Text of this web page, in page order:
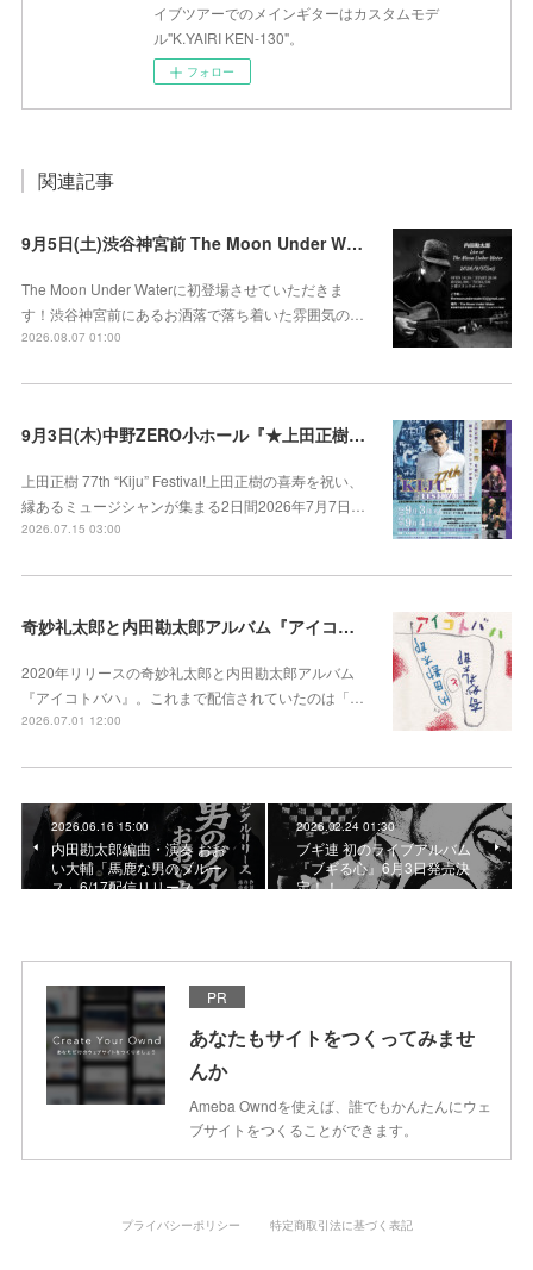
イブツアーでのメインギターはカスタムモデ
ル"K.YAIRI KEN-130"。
フォロー
関連記事
9月5日(土)渋谷神宮前 The Moon Under Water
The Moon Under Waterに初登場させていただきま
す！渋谷神宮前にあるお洒落で落ち着いた雰囲気の…
2026.08.07 01:00
9月3日(木)中野ZERO小ホール『★上田正樹 77th "Kiju" Festival! ~上田正樹の喜寿を祝い、縁あるミュージシャンが集まる2日間~』
上田正樹 77th “Kiju” Festival!上田正樹の喜寿を祝い、
縁あるミュージシャンが集まる2日間2026年7月7日…
2026.07.15 03:00
奇妙礼太郎と内田勘太郎アルバム『アイコトバハ』全15曲サブスク配信開始♪
2020年リリースの奇妙礼太郎と内田勘太郎アルバム
『アイコトバハ』。これまで配信されていたのは「…
2026.07.01 12:00
2026.06.16 15:00
内田勘太郎編曲・演奏 おお
い大輔「馬鹿な男のブルー
ス」6/17配信リリース
2026.02.24 01:30
ブギ連 初のライブアルバム
『ブギる心』6月3日発売決
定！！
PR
あなたもサイトをつくってみませ
んか
Ameba Owndを使えば、誰でもかんたんにウェ
ブサイトをつくることができます。
プライバシーポリシー 特定商取引法に基づく表記